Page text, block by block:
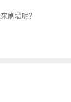
刷墙呢？